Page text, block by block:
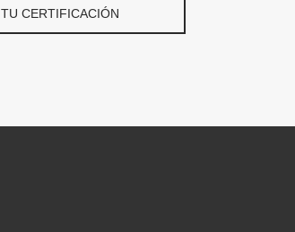
CERTIFICACIÓN